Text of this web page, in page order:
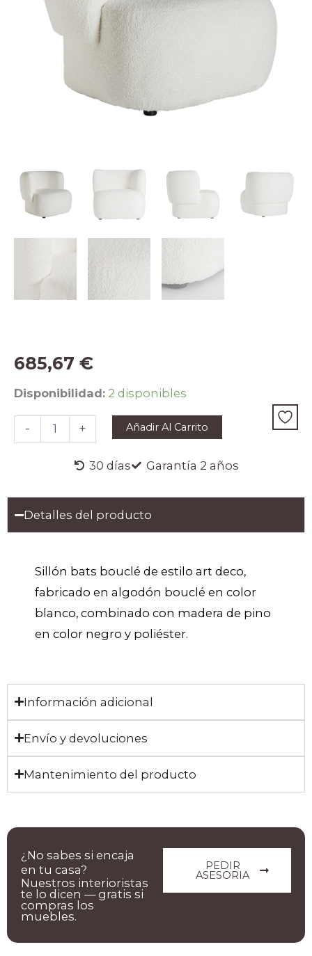
685,67 €
Disponibilidad: 2 disponibles
-
SILLÓN
BATS
BOUCLÉ
cantidad
+ Añadir Al Carrito
30 días Garantía 2 años
Detalles del producto
Sillón bats bouclé de estilo art deco,
fabricado en algodón bouclé en color
blanco, combinado con madera de pino
en color negro y poliéster.
Información adicional
Envío y devoluciones
Mantenimiento del producto
PEDIR
ASESORIA
¿No sabes si encaja
en tu casa?
Nuestros interioristas
te lo dicen — gratis si
compras los
muebles.